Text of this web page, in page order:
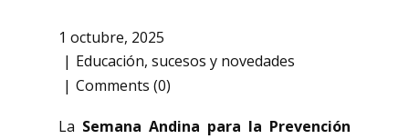
1 octubre, 2025
Educación, sucesos y novedades
Comments (0)
La Semana Andina para la Prevención